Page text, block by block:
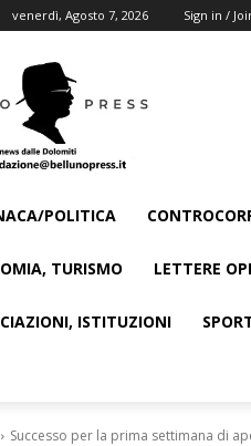
venerdì, Agosto 7, 2026 Sign in /
POLITICA
TURISMO LETTERE
ISTITUZIONI
Successo per la prima settimana di